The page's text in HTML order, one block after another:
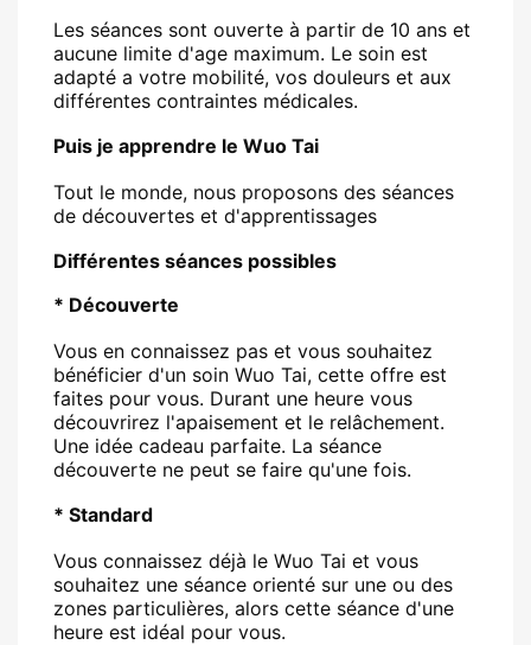
Les séances sont ouverte à partir de 10 ans et
aucune limite d'age maximum. Le soin est
adapté a votre mobilité, vos douleurs et aux
différentes contraintes médicales.
Puis je apprendre le Wuo Tai
Tout le monde, nous proposons des séances
de découvertes et d'apprentissages
Différentes séances possibles
* Découverte
Vous en connaissez pas et vous souhaitez
bénéficier d'un soin Wuo Tai, cette offre est
faites pour vous. Durant une heure vous
découvrirez l'apaisement et le relâchement.
Une idée cadeau parfaite. La séance
découverte ne peut se faire qu'une fois.
* Standard
Vous connaissez déjà le Wuo Tai et vous
souhaitez une séance orienté sur une ou des
zones particulières, alors cette séance d'une
heure est idéal pour vous.